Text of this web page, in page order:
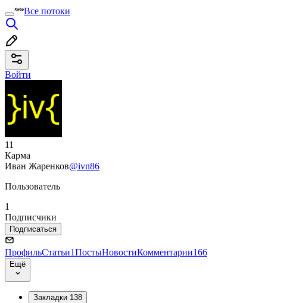
Все потоки
Войти
11
Карма
Иван Жаренков@ivn86
Пользователь
1
Подписчики
Подписаться
ПрофильСтатьи1ПостыНовостиКомментарии166
Ещё
Закладки 138